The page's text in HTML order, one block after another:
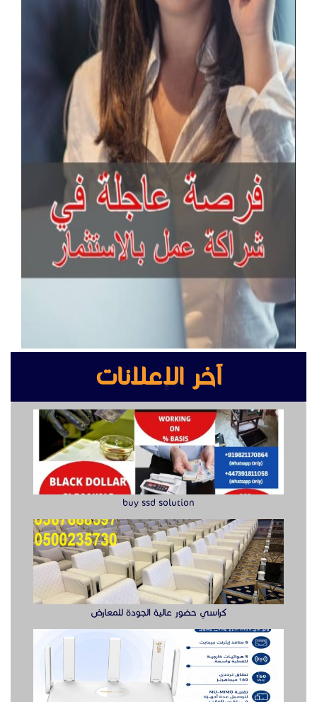
آخر الإعلانات
buy ssd solution
كراسي حضور عالية الجودة للمعارض
راوتر ريجي
سويتش ريجي سرعة وأداء موثوق لشبكتك